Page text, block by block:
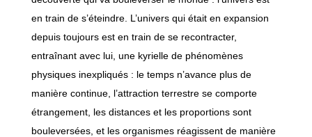
en train de s’éteindre. L’univers qui était en expansion
depuis toujours est en train de se recontracter,
entraînant avec lui, une kyrielle de phénomènes
physiques inexpliqués : le temps n’avance plus de
manière continue, l’attraction terrestre se comporte
étrangement, les distances et les proportions sont
bouleversées, et les organismes réagissent de manière